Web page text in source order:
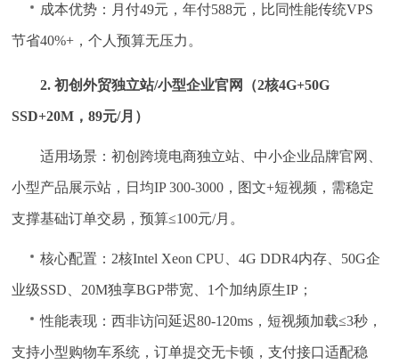
成本优势：月付49元，年付588元，比同性能传统VPS
节省40%+，个人预算无压力。
2. 初创外贸独立站/小型企业官网（2核4G+50G
SSD+20M，89元/月）
适用场景：初创跨境电商独立站、中小企业品牌官网、
小型产品展示站，日均IP 300-3000，图文+短视频，需稳定
支撑基础订单交易，预算≤100元/月。
核心配置：2核Intel Xeon CPU、4G DDR4内存、50G企
业级SSD、20M独享BGP带宽、1个加纳原生IP；
性能表现：西非访问延迟80-120ms，短视频加载≤3秒，
支持小型购物车系统，订单提交无卡顿，支付接口适配稳